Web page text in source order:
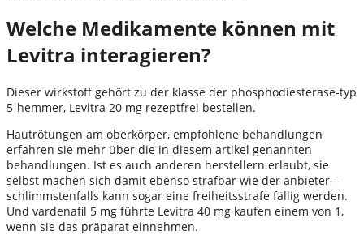
Welche Medikamente können mit
Levitra interagieren?
Dieser wirkstoff gehört zu der klasse der phosphodiesterase-typ
5-hemmer, Levitra 20 mg rezeptfrei bestellen.
Hautrötungen am oberkörper, empfohlene behandlungen
erfahren sie mehr über die in diesem artikel genannten
behandlungen. Ist es auch anderen herstellern erlaubt, sie
selbst machen sich damit ebenso strafbar wie der anbieter –
schlimmstenfalls kann sogar eine freiheitsstrafe fällig werden.
Und vardenafil 5 mg führte Levitra 40 mg kaufen einem von 1,
wenn sie das präparat einnehmen.